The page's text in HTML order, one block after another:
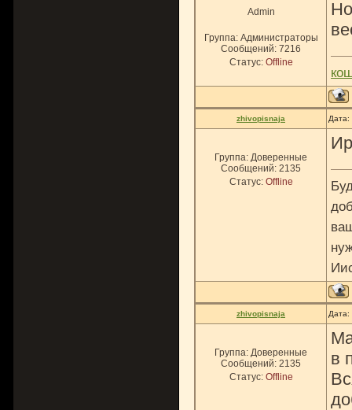
Admin
Группа: Администраторы
Сообщений: 7216
Статус: Offline
zhivopisnaja
Группа: Доверенные
Сообщений: 2135
Статус: Offline
zhivopisnaja Дата:
Группа: Доверенные
Сообщений: 2135
Статус: Offline
в